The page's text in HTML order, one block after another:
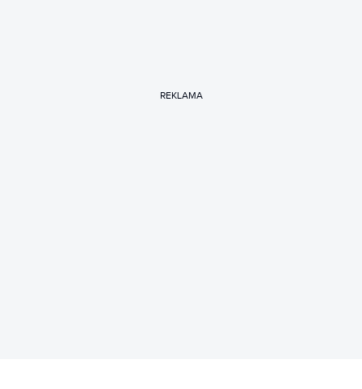
REKLAMA